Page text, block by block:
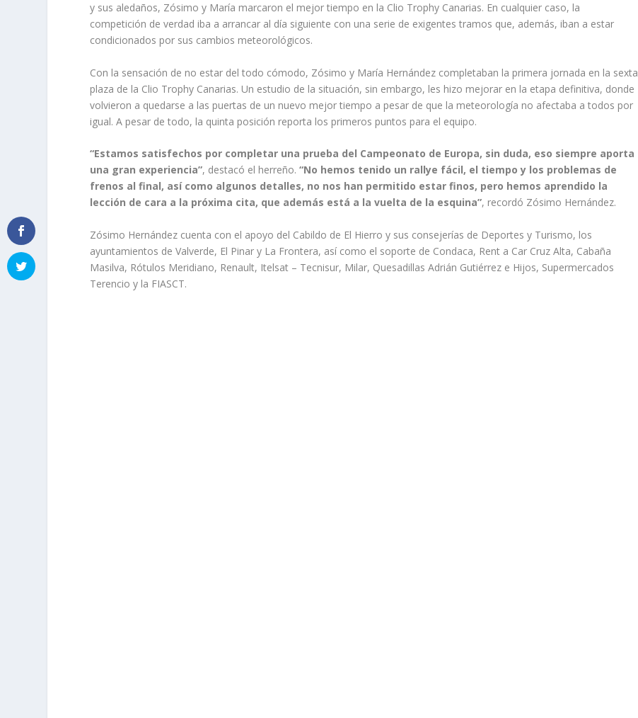
y sus aledaños, Zósimo y María marcaron el mejor tiempo en la Clio Trophy Canarias. En cualquier caso, la
competición de verdad iba a arrancar al día siguiente con una serie de exigentes tramos que, además, iban a estar
condicionados por sus cambios meteorológicos.
Con la sensación de no estar del todo cómodo, Zósimo y María Hernández completaban la primera jornada en la sexta
plaza de la Clio Trophy Canarias. Un estudio de la situación, sin embargo, les hizo mejorar en la etapa definitiva, donde
volvieron a quedarse a las puertas de un nuevo mejor tiempo a pesar de que la meteorología no afectaba a todos por
igual. A pesar de todo, la quinta posición reporta los primeros puntos para el equipo.
“Estamos satisfechos por completar una prueba del Campeonato de Europa, sin duda, eso siempre aporta
una gran experiencia”, destacó el herreño.“No hemos tenido un rallye fácil, el tiempo y los problemas de
frenos al final, así como algunos detalles, no nos han permitido estar finos, pero hemos aprendido la
lección de cara a la próxima cita, que además está a la vuelta de la esquina”, recordó Zósimo Hernández.
Zósimo Hernández cuenta con el apoyo del Cabildo de El Hierro y sus consejerías de Deportes y Turismo, los
ayuntamientos de Valverde, El Pinar y La Frontera, así como el soporte de Condaca, Rent a Car Cruz Alta, Cabaña
Masilva, Rótulos Meridiano, Renault, Itelsat – Tecnisur, Milar, Quesadillas Adrián Gutiérrez e Hijos, Supermercados
Terencio y la FIASCT.